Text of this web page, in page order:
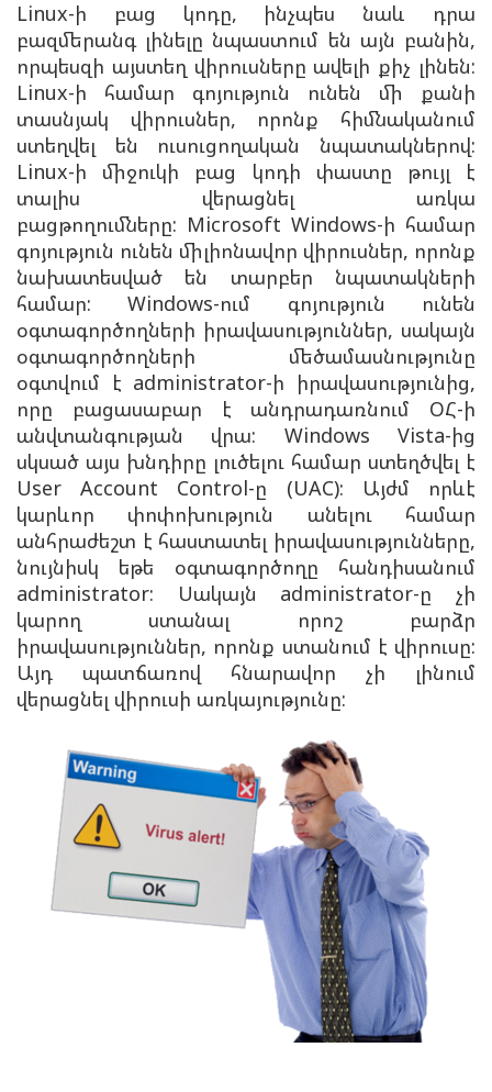
Linux-ի բաց կոդը, ինչպես նաև դրա
բազմերանգ լինելը նպաստում են այն բանին,
որպեսզի այստեղ վիրուսները ավելի քիչ լինեն:
Linux-ի համար գոյություն ունեն մի քանի
տասնյակ վիրուսներ, որոնք հիմնականում
ստեղվել են ուսուցողական նպատակներով:
Linux-ի միջուկի բաց կոդի փաստը թույլ է
տալիս վերացնել առկա
բացթողումները: Microsoft Windows-ի համար
գոյություն ունեն միլիոնավոր վիրուսներ, որոնք
նախատեսված են տարբեր նպատակների
համար: Windows-ում գոյություն ունեն
օգտագործողների իրավասություններ, սակայն
օգտագործողների մեծամասնությունը
օգտվում է administrator-ի իրավասությունից,
որը բացասաբար է անդրադառնում ՕՀ-ի
անվտանգության վրա: Windows Vista-ից
սկսած այս խնդիրը լուծելու համար ստեղծվել է
User Account Control-ը (UAC): Այժմ որևէ
կարևոր փոփոխություն անելու համար
անհրաժեշտ է հաստատել իրավասությունները,
նույնիսկ եթե օգտագործողը հանդիսանում
administrator: Սակայն administrator-ը չի
կարող ստանալ որոշ բարձր
իրավասություններ, որոնք ստանում է վիրուսը:
Այդ պատճառով հնարավոր չի լինում
վերացնել վիրուսի առկայությունը: